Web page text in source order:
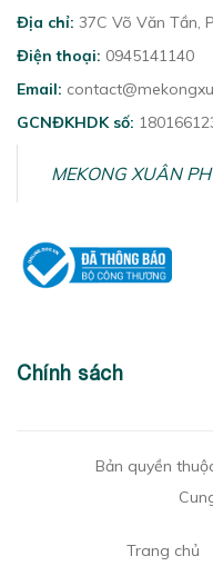
Địa chỉ: 37C Võ Văn Tần,
Điện thoại: 0945141140
Email:
GCNĐKHDK số:
MEKONG XUÂN
Chính sách
Bản quyền
Trang chủ